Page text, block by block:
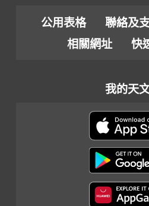
公用表格 聯絡及
相關網址
快
我的天